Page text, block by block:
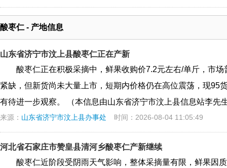
酸枣仁 - 产地信息
山东省济宁市汶上县酸枣仁正在产新
酸枣仁正在积极采摘中，鲜果收购价7.2元左右/单斤，市
紧缺，但新货尚未大量上市，短期内价格仍在高位震荡，现95
有待进一步观察。 （本信息由山东省济宁市汶上县信息站李先
来源： 山东省济宁市汶上县办事处 时间：2026-08-04 11:05:49
河北省石家庄市赞皇县清河乡酸枣仁产新继续
酸枣仁近阶段受阴雨天气影响，整体采摘量有限，鲜果因